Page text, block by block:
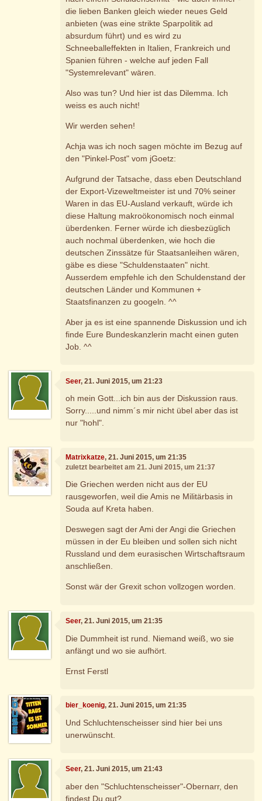
die lieben Banken gleich wieder neues Geld
anbieten (was eine strikte Sparpolitik ad
absurdum führt) und es wird zu
Schneeballeffekten in Italien, Frankreich und
Spanien führen - welche auf jeden Fall
"Systemrelevant" wären.
Also was tun? Und hier ist das Dilemma. Ich
weiss es auch nicht!
Wir werden sehen!
Achja was ich noch sagen möchte im Bezug auf
den "Pinkel-Post" vom jGoetz:
Aufgrund der Tatsache, dass eben Deutschland
der Export-Vizeweltmeister ist und 70% seiner
Waren in das EU-Ausland verkauft, würde ich
diese Haltung makroökonomisch noch einmal
überdenken. Ferner würde ich diesbezüglich
auch nochmal überdenken, wie hoch die
deutschen Zinssätze für Staatsanleihen wären,
gäbe es diese "Schuldenstaaten" nicht.
Ausserdem empfehle ich den Schuldenstand der
deutschen Länder und Kommunen +
Staatsfinanzen zu googeln. ^^
Aber ja es ist eine spannende Diskussion und ich
finde Eure Bundeskanzlerin macht einen guten
Job. ^^
Seer, 21. Juni 2015, um 21:23
oh mein Gott...ich bin aus der Diskussion raus.
Sorry.....und nimm´s mir nicht übel aber das ist
nur "hohl".
Matrixkatze, 21. Juni 2015, um 21:35
zuletzt bearbeitet am 21. Juni 2015, um 21:37
Die Griechen werden nicht aus der EU
rausgeworfen, weil die Amis ne Militärbasis in
Souda auf Kreta haben.
Deswegen sagt der Ami der Angi die Griechen
müssen in der Eu bleiben und sollen sich nicht
Russland und dem eurasischen Wirtschaftsraum
anschließen.
Sonst wär der Grexit schon vollzogen worden.
Seer, 21. Juni 2015, um 21:35
Die Dummheit ist rund. Niemand weiß, wo sie
anfängt und wo sie aufhört.
Ernst Ferstl
bier_koenig, 21. Juni 2015, um 21:35
Und Schluchtenscheisser sind hier bei uns
unerwünscht.
Seer, 21. Juni 2015, um 21:43
aber den "Schluchtenscheisser"-Obernarr, den
findest Du gut?